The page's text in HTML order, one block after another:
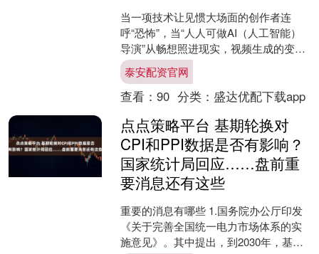
当一项技术让见惯大场面的创作者连
呼“恐怖”，当“人人可做AI（人工智能）
导演”从畅想照进现实，视频生成的变革
浪潮已呼啸而至。 字节跳动旗下视频生
成模型Seeda....
泰安配资官网
查看： 90 分类： 盛达优配下载app
点点策略平台 基期轮换对
CPI和PPI数据是否有影响？
国家统计局回应……盘前重
要消息还有这些
重要的消息有哪些 1.国务院办公厅印发
《关于完善全国统一电力市场体系的实
施意见》。其中提出，到2030年，基本